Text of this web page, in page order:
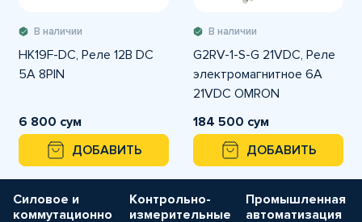
В наличии
HK19F-DC, Реле 12В DC
5A 8PIN
6 800 сум
ДОБАВИТЬ
В наличии
G2RV-1-S-G 21VDC, Реле
электромагнитное 6A
21VDC OMRON
184 500 сум
ДОБАВИТЬ
Силовое и
коммутационно
Контрольно-
измерительные
Промышленная
автоматизация